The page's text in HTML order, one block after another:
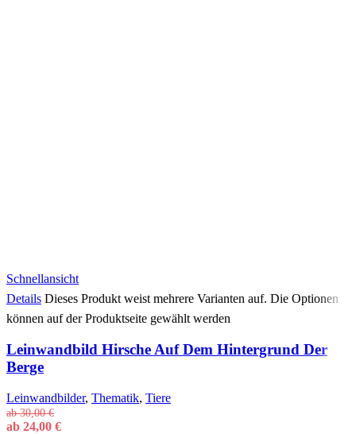
Schnellansicht
Details Dieses Produkt weist mehrere Varianten auf. Die Optionen
können auf der Produktseite gewählt werden
Leinwandbild Hirsche Auf Dem Hintergrund Der
Berge
Leinwandbilder, Thematik, Tiere
ab30,00€
ab 24,00 €